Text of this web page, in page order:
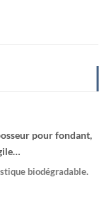
pour fondant,
biodégradable.